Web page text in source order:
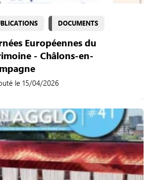
DOCUMENTS
Européennes du
- Châlons-en-
le 15/04/2026